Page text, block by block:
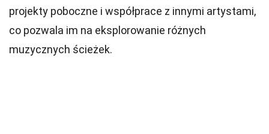
projekty poboczne i współprace z innymi artystami,
co pozwala im na eksplorowanie różnych
muzycznych ścieżek.